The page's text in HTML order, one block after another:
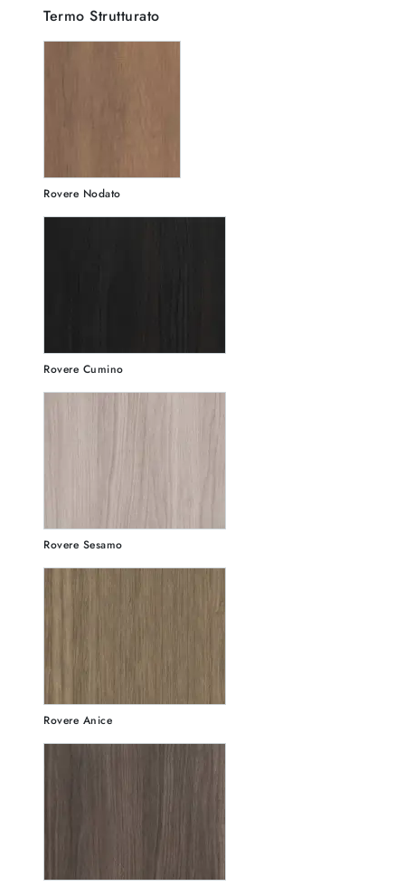
Termo Strutturato
Rovere Nodato
Rovere Cumino
Rovere Sesamo
Rovere Anice